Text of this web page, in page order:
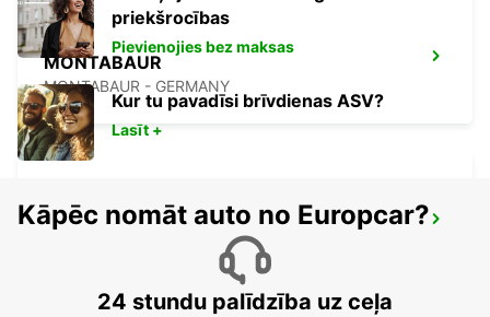
MONTABAUR
MONTABAUR - GERMANY
MARBURG
priekšrocības
Pievienojies bez maksas
Kur tu pavadīsi brīvdienas ASV?
Lasīt +
Kāpēc nomāt auto no Europcar?
24 stundu palīdzība uz ceļa